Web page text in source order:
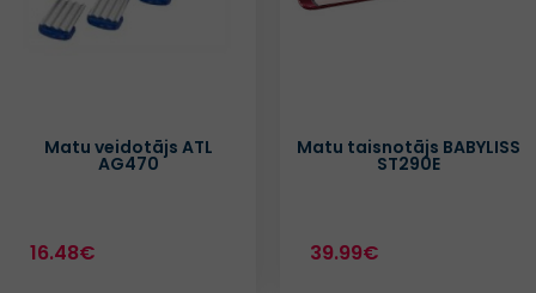
Matu veidotājs ATL
AG470
16.48€
Matu taisnotājs BABYLISS
ST290E
39.99€